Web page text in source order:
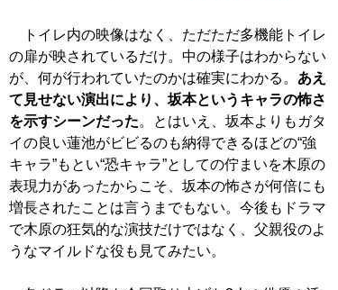
トイレ内の映像はなく、ただただ多機能トイレ
の扉が映されているだけ。中の様子はわからない
が、何が行われていたのかは確実にわかる。 あえ
て見せない演出により、坂本というキャラの怖さ
を示すシーンだった。とはいえ、坂本よりもガタ
イの良い蓮池がビビるのも納得できるほどの“強
キャラ”もとい“恐キャラ”としての佇まいを木原の
表現力があったからこそ、坂本の怖さが何倍にも
増長されたことは言うまでもない。今後もドラマ
で木原の狂気的な演技だけではなく、父親役のよ
うなマイルドな役も見てみたい。